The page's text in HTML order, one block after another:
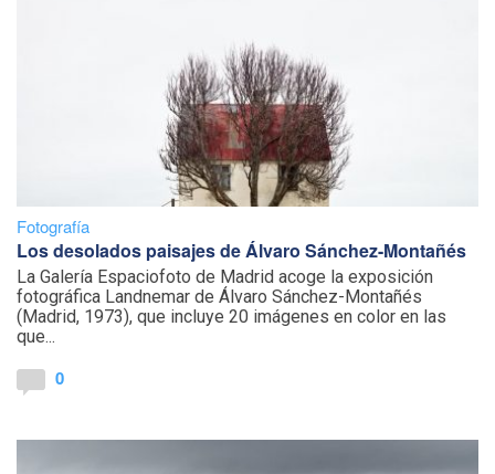
Fotografía
Los desolados paisajes de Álvaro Sánchez-Montañés
La Galería Espaciofoto de Madrid acoge la exposición
fotográfica Landnemar de Álvaro Sánchez-Montañés
(Madrid, 1973), que incluye 20 imágenes en color en las
que...
0